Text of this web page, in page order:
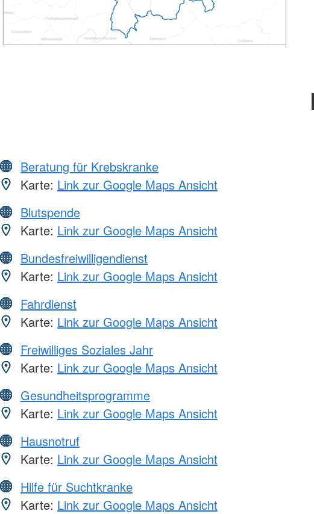
Beratung für Krebskranke
Karte: Link zur Google Maps Ansicht
Blutspende
Karte: Link zur Google Maps Ansicht
Bundesfreiwilligendienst
Karte: Link zur Google Maps Ansicht
Fahrdienst
Karte: Link zur Google Maps Ansicht
Freiwilliges Soziales Jahr
Karte: Link zur Google Maps Ansicht
Gesundheitsprogramme
Karte: Link zur Google Maps Ansicht
Hausnotruf
Karte: Link zur Google Maps Ansicht
Hilfe für Suchtkranke
Karte: Link zur Google Maps Ansicht